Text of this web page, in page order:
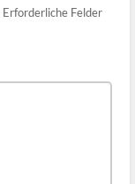
Erforderliche Felder